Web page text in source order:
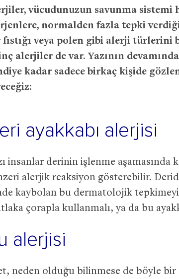
vücudunuzun savunma sistemi
normalden fazla tepki
fıstığı veya polen gibi alerji
alerjiler de var. Yazının
kadar sadece birkaç kişide
ayakkabı alerjisi
insanlar derinin işlenme aşamasında
alerjik reaksiyon gösterebilir.
kaybolan bu dermatolojik
çorapla kullanmalı, ya da bu
alerjisi
neden olduğu bilinmese de böyle